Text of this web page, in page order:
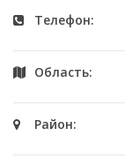
Телефон:
Область:
Район: